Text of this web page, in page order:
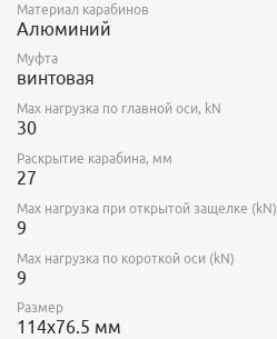
Материал карабинов
Алюминий
Муфта
винтовая
Max нагрузка по главной оси, kN
30
Раскрытие карабина, мм
27
Max нагрузка при открытой защелке (kN)
9
Max нагрузка по короткой оси (kN)
9
Размер
114х76.5 мм